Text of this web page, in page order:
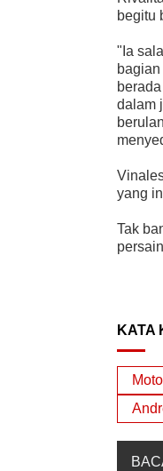
begitu
"Ia
dalam
yang
Tak
KATA